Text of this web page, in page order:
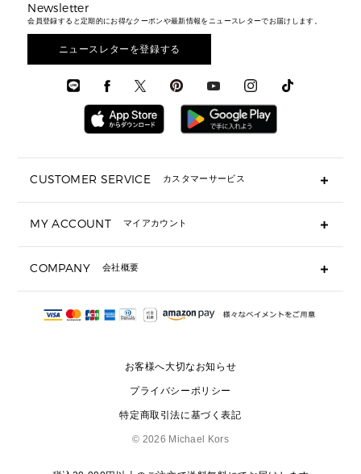
ウェア
アクセサリー
メンズ バッグ
メンズ 財布・小物
メンズ シューズ
メンズ ウェア
メンズ 時計・その他
メンズ財布・小物
メンズアクセサリー
メンズウェア
3 IN 1 / 2 IN 1 バッグ
▶ メンズすべて
▶ メンズすべて
▶ バッグすべて
通勤・通学アイテム
3 IN 1 バッグ
ミニ財布・フラグメントケース
▶ 小物すべて
定期ケース・カードケース・名刺入れ
サンダル
スニーカー
▶ ウェア
財布・小物
時計・ジュエリー
アクセサリー
エディターレビュー
Newsletter
会員登録すると定期的にお得なクーポンや最新情報をニュースレターでお届けします。
ニュースレターを登録する
CUSTOMER SERVICE カスタマーサービス
ギフト用にラッピングができますか？
ショッピングバッグを購入商品分送ってもらえますか？
注文後に完了メールが受信できないのですが？
サイズ交換はできますか？
MY ACCOUNT マイアカウント
COMPANY 会社概要
会社概要
お客様へ大切なお知らせ
プライバシーポリシー
特定商取引法に基づく表記
© 2026 Michael Kors